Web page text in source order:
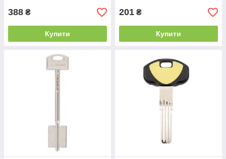
388 ₴
Купити
201 ₴
Купити